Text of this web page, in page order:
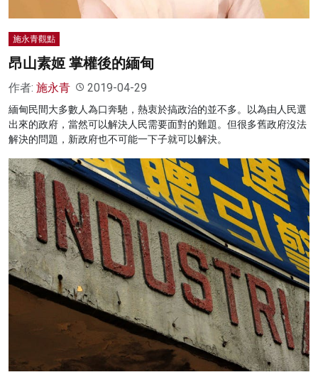
施永青觀點
昂山素姬 掌權後的緬甸
作者: 施永青 2019-04-29
緬甸民間大多數人為口奔馳，熱衷於搞政治的並不多。以為由人民選
出來的政府，當然可以解決人民需要面對的難題。但很多舊政府沒法
解決的問題，新政府也不可能一下子就可以解決。